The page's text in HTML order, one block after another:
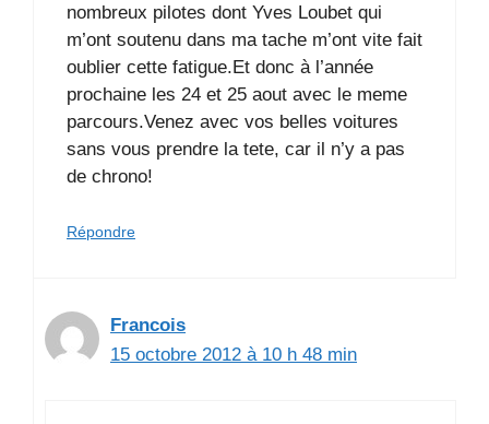
nombreux pilotes dont Yves Loubet qui
m’ont soutenu dans ma tache m’ont vite fait
oublier cette fatigue.Et donc à l’année
prochaine les 24 et 25 aout avec le meme
parcours.Venez avec vos belles voitures
sans vous prendre la tete, car il n’y a pas
de chrono!
Répondre
Francois
15 octobre 2012 à 10 h 48 min